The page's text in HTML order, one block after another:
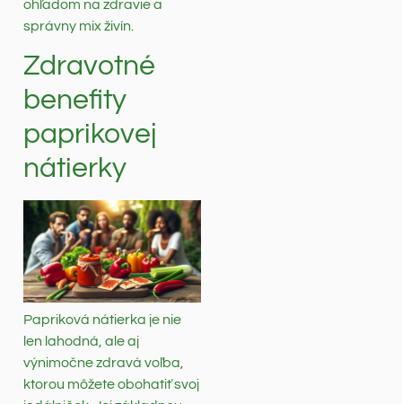
ohľadom na zdravie a
správny mix živín.
Zdravotné
benefity
paprikovej
nátierky
Papriková nátierka je nie
len lahodná, ale aj
výnimočne zdravá voľba,
ktorou môžete obohatiť svoj